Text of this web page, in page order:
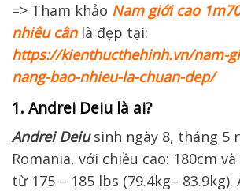
=> Tham khảo Nam giới cao
nhiêu cân là đẹp tại:
https://kienthucthehinh.vn/nam-
nang-bao-nhieu-la-chuan-dep/
1. Andrei Deiu là ai?
Andrei Deiusinh ngày 8, tháng 5
Romania, với chiều cao: 180cm
từ 175 – 185 lbs (79.4kg–